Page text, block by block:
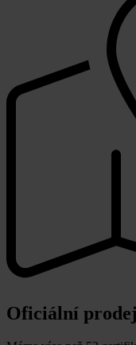
Oficiální